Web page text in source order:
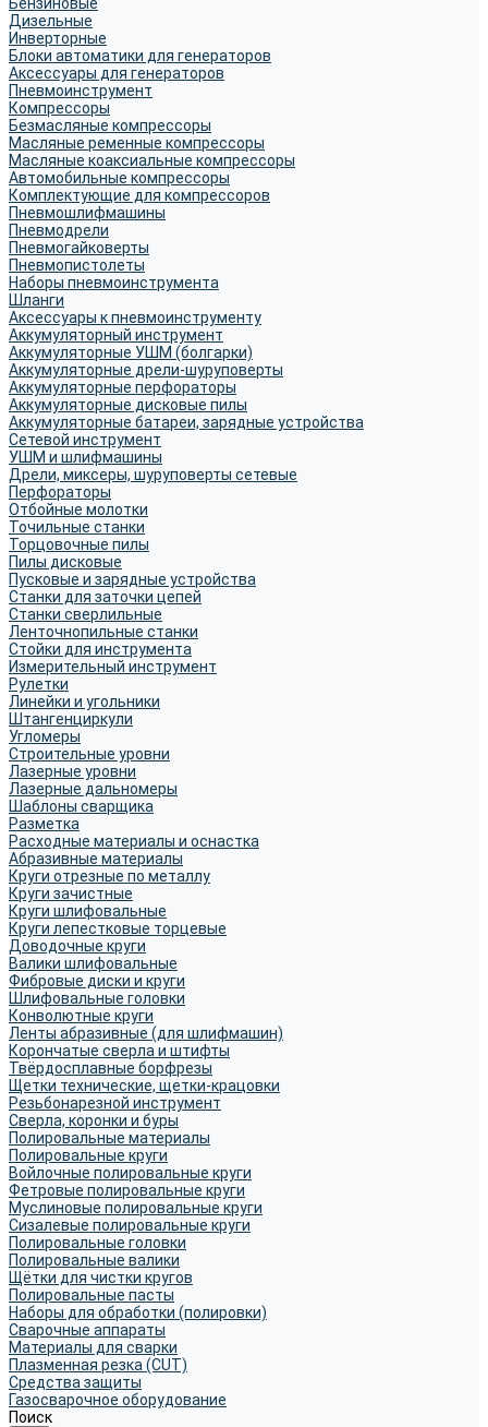
Дизельные
Инверторные
Блоки автоматики для генераторов
Аксессуары для генераторов
Пневмоинструмент
Компрессоры
Безмасляные компрессоры
Масляные ременные компрессоры
Масляные коаксиальные компрессоры
Автомобильные компрессоры
Комплектующие для компрессоров
Пневмошлифмашины
Пневмодрели
Пневмогайковерты
Пневмопистолеты
Наборы пневмоинструмента
Шланги
Аксессуары к пневмоинструменту
Аккумуляторный инструмент
Аккумуляторные УШМ (болгарки)
Аккумуляторные дрели-шуруповерты
Аккумуляторные перфораторы
Аккумуляторные дисковые пилы
Аккумуляторные батареи, зарядные устройства
Сетевой инструмент
УШМ и шлифмашины
Дрели, миксеры, шуруповерты сетевые
Перфораторы
Отбойные молотки
Точильные станки
Торцовочные пилы
Пилы дисковые
Пусковые и зарядные устройства
Станки для заточки цепей
Станки сверлильные
Ленточнопильные станки
Стойки для инструмента
Измерительный инструмент
Рулетки
Линейки и угольники
Штангенциркули
Угломеры
Строительные уровни
Лазерные уровни
Лазерные дальномеры
Шаблоны сварщика
Разметка
Расходные материалы и оснастка
Абразивные материалы
Круги отрезные по металлу
Круги зачистные
Круги шлифовальные
Круги лепестковые торцевые
Доводочные круги
Валики шлифовальные
Фибровые диски и круги
Шлифовальные головки
Конволютные круги
Ленты абразивные (для шлифмашин)
Корончатые сверла и штифты
Твёрдосплавные борфрезы
Щетки технические, щетки-крацовки
Резьбонарезной инструмент
Сверла, коронки и буры
Полировальные материалы
Полировальные круги
Войлочные полировальные круги
Фетровые полировальные круги
Муслиновые полировальные круги
Cизалевые полировальные круги
Полировальные головки
Полировальные валики
Щётки для чистки кругов
Полировальные пасты
Наборы для обработки (полировки)
Сварочные аппараты
Материалы для сварки
Плазменная резка (CUT)
Средства защиты
Газосварочное оборудование
Поиск